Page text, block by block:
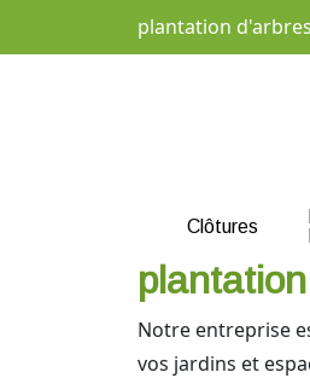
plantation
Clôtures
Notre entreprise
vos jardins et